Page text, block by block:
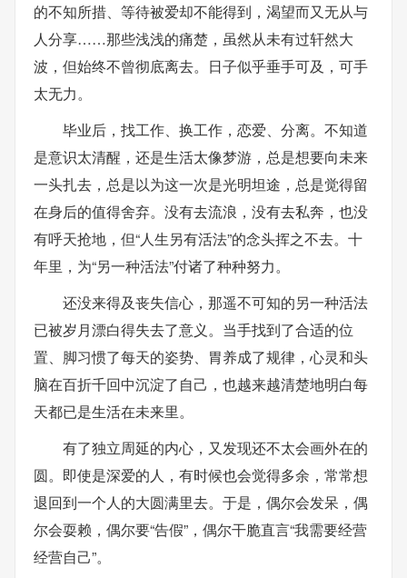
的不知所措、等待被爱却不能得到，渴望而又无从与
人分享……那些浅浅的痛楚，虽然从未有过轩然大
波，但始终不曾彻底离去。日子似乎垂手可及，可手
太无力。
毕业后，找工作、换工作，恋爱、分离。不知道
是意识太清醒，还是生活太像梦游，总是想要向未来
一头扎去，总是以为这一次是光明坦途，总是觉得留
在身后的值得舍弃。没有去流浪，没有去私奔，也没
有呼天抢地，但“人生另有活法”的念头挥之不去。十
年里，为“另一种活法”付诸了种种努力。
还没来得及丧失信心，那遥不可知的另一种活法
已被岁月漂白得失去了意义。当手找到了合适的位
置、脚习惯了每天的姿势、胃养成了规律，心灵和头
脑在百折千回中沉淀了自己，也越来越清楚地明白每
天都已是生活在未来里。
有了独立周延的内心，又发现还不太会画外在的
圆。即使是深爱的人，有时候也会觉得多余，常常想
退回到一个人的大圆满里去。于是，偶尔会发呆，偶
尔会耍赖，偶尔要“告假”，偶尔干脆直言“我需要经营
经营自己”。